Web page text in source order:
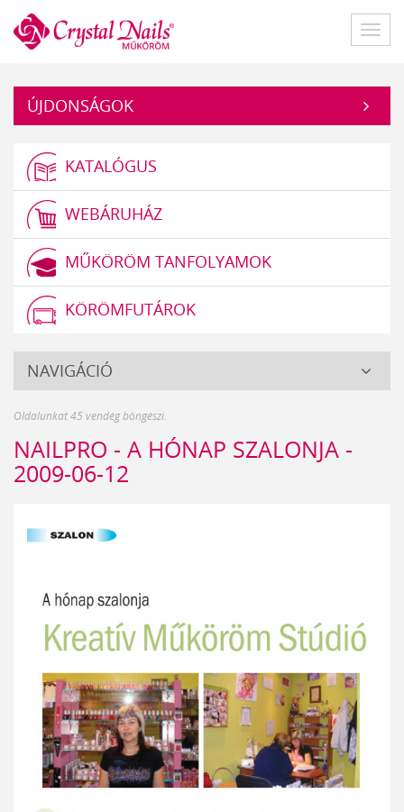
Műköröm
ÚJDONSÁGOK
KATALÓGUS
WEBÁRUHÁZ
MŰKÖRÖM TANFOLYAMOK
KÖRÖMFUTÁROK
Crystal
NAVIGÁCIÓ
Oldalunkat 45 vendég böngészi.
NAILPRO - A HÓNAP SZALONJA -
2009-06-12